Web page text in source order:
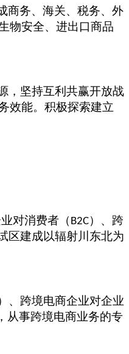
商务、海关、税务、外
物安全、进出口商品
，坚持互利共赢开放战
效能。积极探索建立
对消费者（ B2C）、跨
区建成以辐射川东北为
、跨境电商企业对企业
从事跨境电商业务的专